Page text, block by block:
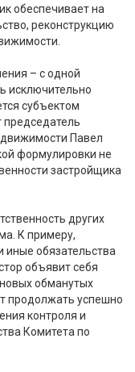
обеспечивает на
реконструкцию
– с одной
исключительно
субъектом
председатель
Павел
формулировки не
застройщика
других
К примеру,
иные обязательства
объявит себя
обманутых
продолжать успешно
контроля и
Комитета по